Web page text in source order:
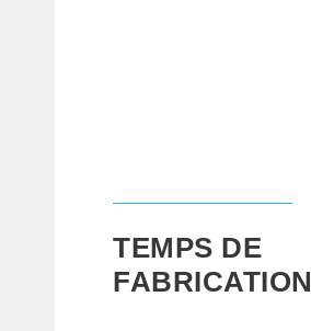
TEMPS DE
FABRICATION